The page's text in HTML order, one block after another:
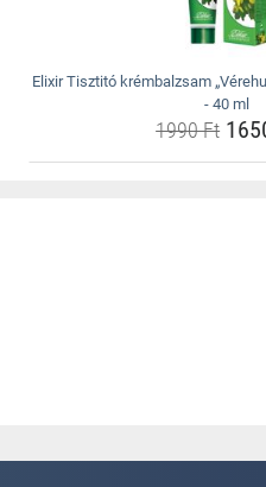
Elixir Tisztitó krémbalzsam
- 40 ml
1990 Ft